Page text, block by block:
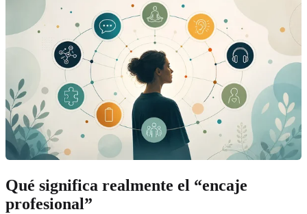
Qué significa realmente el “encaje
profesional”